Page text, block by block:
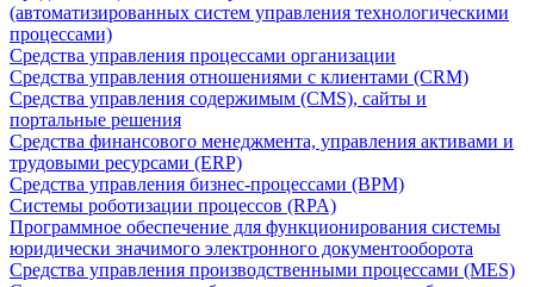
(автоматизированных систем управления технологическими
процессами)
Средства управления процессами организации
Средства управления отношениями с клиентами (CRM)
Средства управления содержимым (CMS), сайты и
портальные решения
Средства финансового менеджмента, управления активами и
трудовыми ресурсами (ERP)
Средства управления бизнес-процессами (BPM)
Системы роботизации процессов (RPA)
Программное обеспечение для функционирования системы
юридически значимого электронного документооборота
Средства управления производственными процессами (MES)